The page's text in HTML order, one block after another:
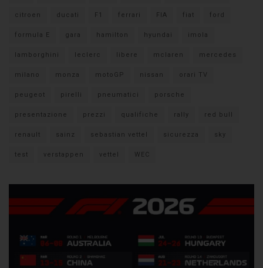
citroen ducati F1 ferrari FIA fiat ford
formula E gara hamilton hyundai imola
lamborghini leclerc libere mclaren mercedes
milano monza motoGP nissan orari TV
peugeot pirelli pneumatici porsche
presentazione prezzi qualifiche rally red bull
renault sainz sebastian vettel sicurezza sky
test verstappen vettel WEC